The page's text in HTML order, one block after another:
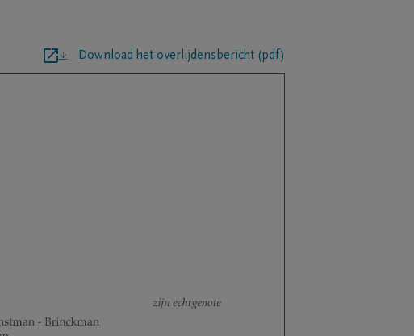
Download het overlijdensbericht (pdf)